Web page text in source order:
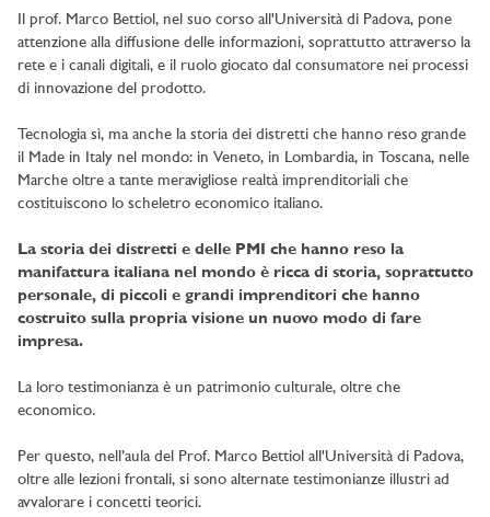
Il prof. Marco Bettiol, nel suo corso all'Università di Padova, pone
attenzione alla diffusione delle informazioni, soprattutto attraverso la
rete e i canali digitali, e il ruolo giocato dal consumatore nei processi
di innovazione del prodotto.
Tecnologia sì, ma anche la storia dei distretti che hanno reso grande
il Made in Italy nel mondo: in Veneto, in Lombardia, in Toscana, nelle
Marche oltre a tante meravigliose realtà imprenditoriali che
costituiscono lo scheletro economico italiano.
La storia dei distretti e delle PMI che hanno reso la
manifattura italiana nel mondo è ricca di storia, soprattutto
personale, di piccoli e grandi imprenditori che hanno
costruito sulla propria visione un nuovo modo di fare
impresa.
La loro testimonianza è un patrimonio culturale, oltre che
economico.
Per questo, nell’aula del Prof. Marco Bettiol all'Università di Padova,
oltre alle lezioni frontali, si sono alternate testimonianze illustri ad
avvalorare i concetti teorici.